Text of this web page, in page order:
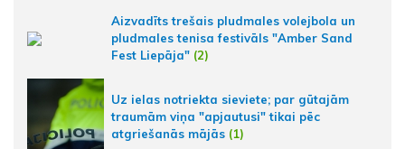
Aizvadīts trešais pludmales volejbola un
pludmales tenisa festivāls "Amber Sand
Fest Liepāja" (2)
Uz ielas notriekta sieviete; par gūtajām
traumām viņa "apjautusi" tikai pēc
atgriešanās mājās (1)